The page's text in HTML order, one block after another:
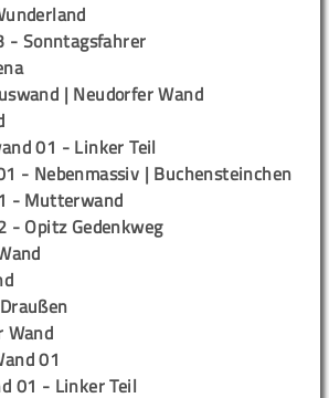
- Sonntagsfahrer
| Neudorfer Wand
01 - Linker Teil
- Nebenmassiv | Buchensteinchen
- Mutterwand
- Opitz Gedenkweg
Wand
01
01 - Linker Teil